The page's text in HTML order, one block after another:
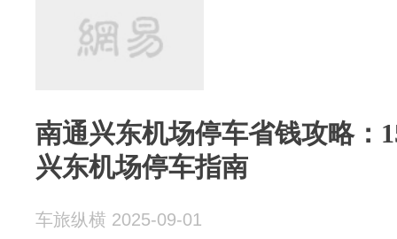
南通兴东机场停车省钱攻略：
兴东机场停车指南
车旅纵横 2025-09-01